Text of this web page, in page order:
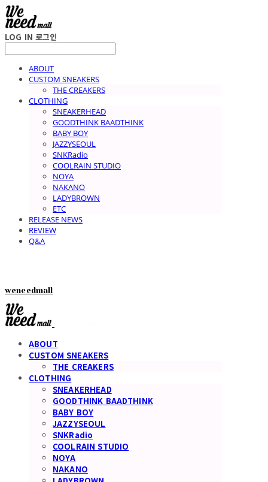
LOG IN 로그인
ABOUT
CUSTOM SNEAKERS
THE CREAKERS
CLOTHING
SNEAKERHEAD
GOODTHINK BAADTHINK
BABY BOY
JAZZYSEOUL
SNKRadio
COOLRAIN STUDIO
NOYA
NAKANO
LADYBROWN
ETC
RELEASE NEWS
REVIEW
Q&A
weneedmall
ABOUT
CUSTOM SNEAKERS
THE CREAKERS
CLOTHING
SNEAKERHEAD
GOODTHINK BAADTHINK
BABY BOY
JAZZYSEOUL
SNKRadio
COOLRAIN STUDIO
NOYA
NAKANO